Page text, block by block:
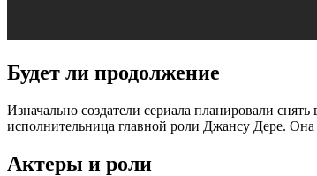
Будет ли продолжение
Изначально создатели сериала планировали
исполнительница главной роли Джансу Дере.
Актеры и роли